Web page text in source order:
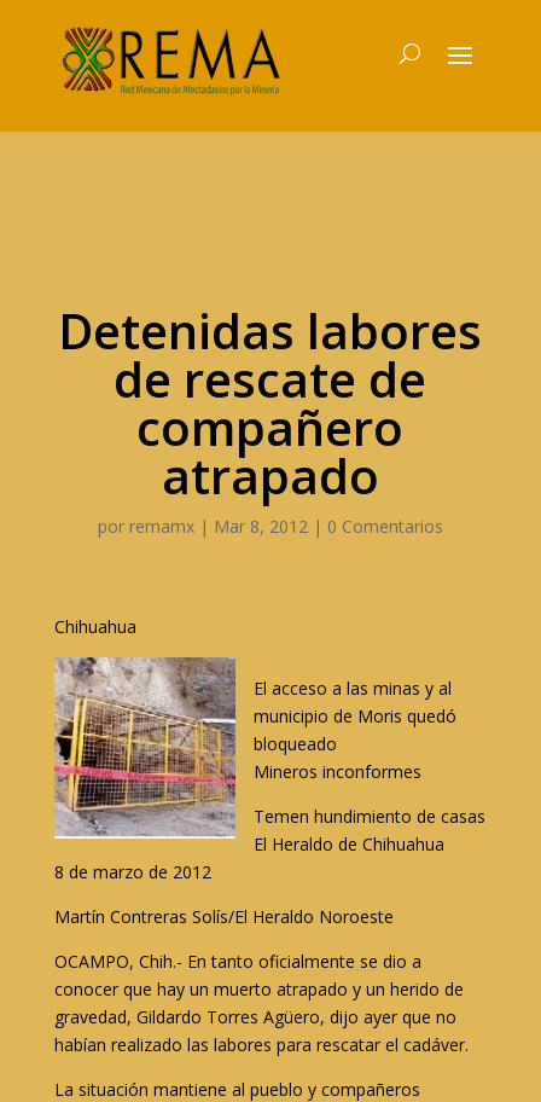
Detenidas labores
de rescate de
compañero
atrapado
por remamx| Mar 8, 2012| 0 Comentarios
Chihuahua
El acceso a las minas y al
municipio de Moris quedó
bloqueado
Mineros inconformes
Temen hundimiento de casas
El Heraldo de Chihuahua
8 de marzo de 2012
Martín Contreras Solís/El Heraldo Noroeste
OCAMPO, Chih.- En tanto oficialmente se dio a
conocer que hay un muerto atrapado y un herido de
gravedad, Gildardo Torres Agüero, dijo ayer que no
habían realizado las labores para rescatar el cadáver.
La situación mantiene al pueblo y compañeros